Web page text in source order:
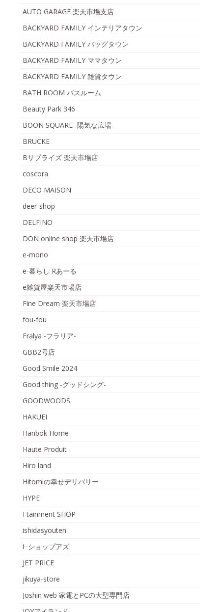
AUTO GARAGE 楽天市場支店
BACKYARD FAMILY インテリアタウン
BACKYARD FAMILY バッグタウン
BACKYARD FAMILY ママタウン
BACKYARD FAMILY 雑貨タウン
BATH ROOM バスルーム
Beauty Park 346
BOON SQUARE -陽気な広場-
BRUCKE
Bサプライズ 楽天市場店
coscora
DECO MAISON
deer-shop
DELFINO
DON online shop 楽天市場店
e-mono
e-暮らし Rあーる
e雑貨屋楽天市場店
Fine Dream 楽天市場店
fou-fou
Fralya -フラリア-
GBB2号店
Good Smile 2024
Good thing -グッドシング-
GOODWOODS
HAKUEI
Hanbok Home
Haute Produit
Hiro land
Hitomiの幸せデリバリー
HYPE
I tainment SHOP
ishidasyouten
i−ショップアズ
JET PRICE
jikuya-store
Joshin web 家電とPCの大型専門店